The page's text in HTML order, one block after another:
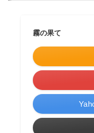
霧の果て